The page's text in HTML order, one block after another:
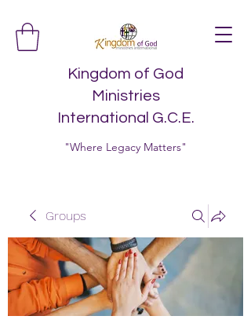
Kingdom of God
Ministries
International G.C.E.
"Where Legacy Matters"
Groups